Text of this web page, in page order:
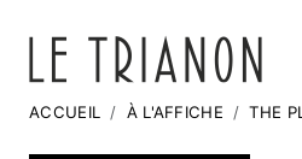
ACCUEIL À L'AFFICHE THE